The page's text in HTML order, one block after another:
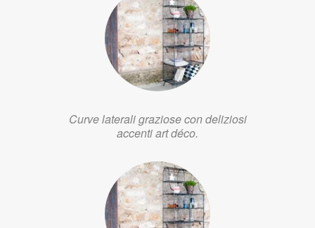
Curve laterali graziose con deliziosi
accenti art déco.